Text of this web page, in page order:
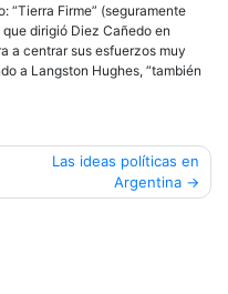
“Tierra Firme” (seguramente
dirigió Diez Cañedo en
a centrar sus esfuerzos muy
a Langston Hughes, “también
Las ideas políticas en
Argentina